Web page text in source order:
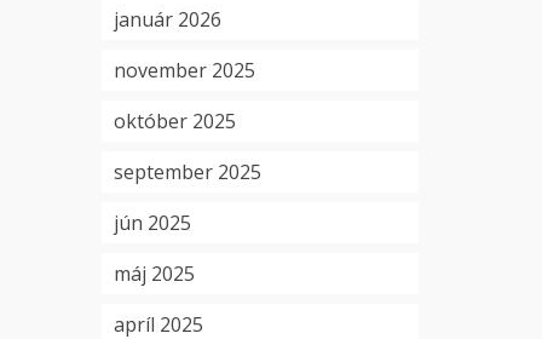
január 2026
november 2025
október 2025
september 2025
jún 2025
máj 2025
apríl 2025